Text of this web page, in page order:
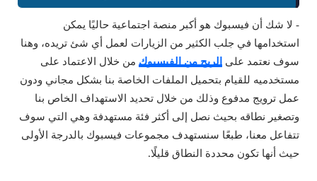
- لا شك أن فيسبوك هو أكبر منصة اجتماعية حاليًا يمكن
استخدامها في جلب الكثير من الزيارات لعمل أي شئ تريده، وهنا
سوف نعتمد على الربح من الفيسبوك من خلال الاعتماد على
مستخدميه للقيام بتحميل الملفات الخاصة بنا بشكل مجاني ودون
عمل ترويج مدفوع وذلك من خلال تحديد الاستهداف الخاص بنا
وتصغير نطاقه بحيث نصل إلى أكثر فئة مستهدفة وهي التي سوف
تتفاعل معنا، طبعًا سنستهدف مجموعات فيسبوك بالدرجة الأولى
حيث أنها تكون محددة النطاق قليلًا.